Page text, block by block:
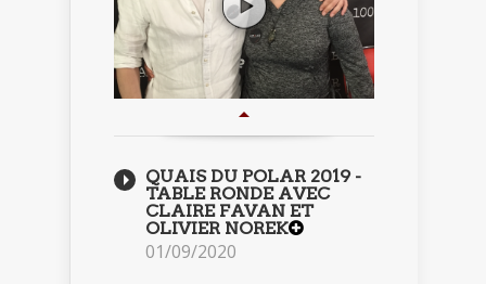
QUAIS DU POLAR 2019 -
TABLE RONDE AVEC
CLAIRE FAVAN ET
OLIVIER NOREK
01/09/2020